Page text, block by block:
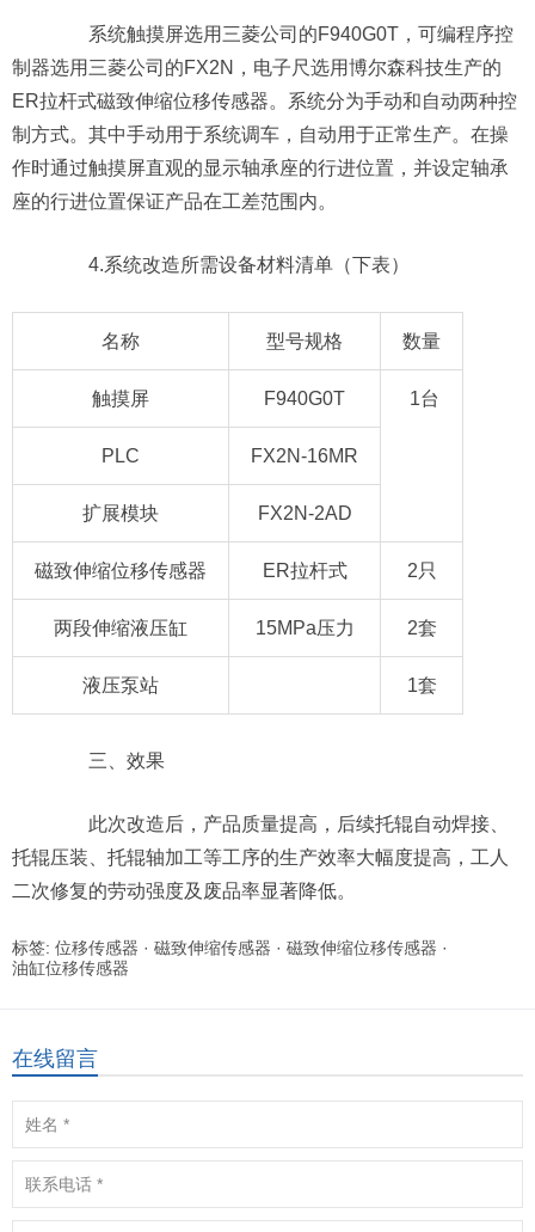
系统触摸屏选用三菱公司的F940G0T，可编程序控
制器选用三菱公司的FX2N，电子尺选用博尔森科技生产的
ER拉杆式磁致伸缩位移传感器。系统分为手动和自动两种控
制方式。其中手动用于系统调车，自动用于正常生产。在操
作时通过触摸屏直观的显示轴承座的行进位置，并设定轴承
座的行进位置保证产品在工差范围内。
4.系统改造所需设备材料清单（下表）
名称 型号规格 数量
触摸屏 F940G0T 1台
PLC FX2N-16MR
扩展模块 FX2N-2AD
磁致伸缩位移传感器 ER拉杆式 2只
两段伸缩液压缸 15MPa压力 2套
液压泵站 1套
三、效果
此次改造后，产品质量提高，后续托辊自动焊接、
托辊压装、托辊轴加工等工序的生产效率大幅度提高，工人
二次修复的劳动强度及废品率显著降低。
标签: 位移传感器 · 磁致伸缩传感器 · 磁致伸缩位移传感器 ·
油缸位移传感器
在线留言